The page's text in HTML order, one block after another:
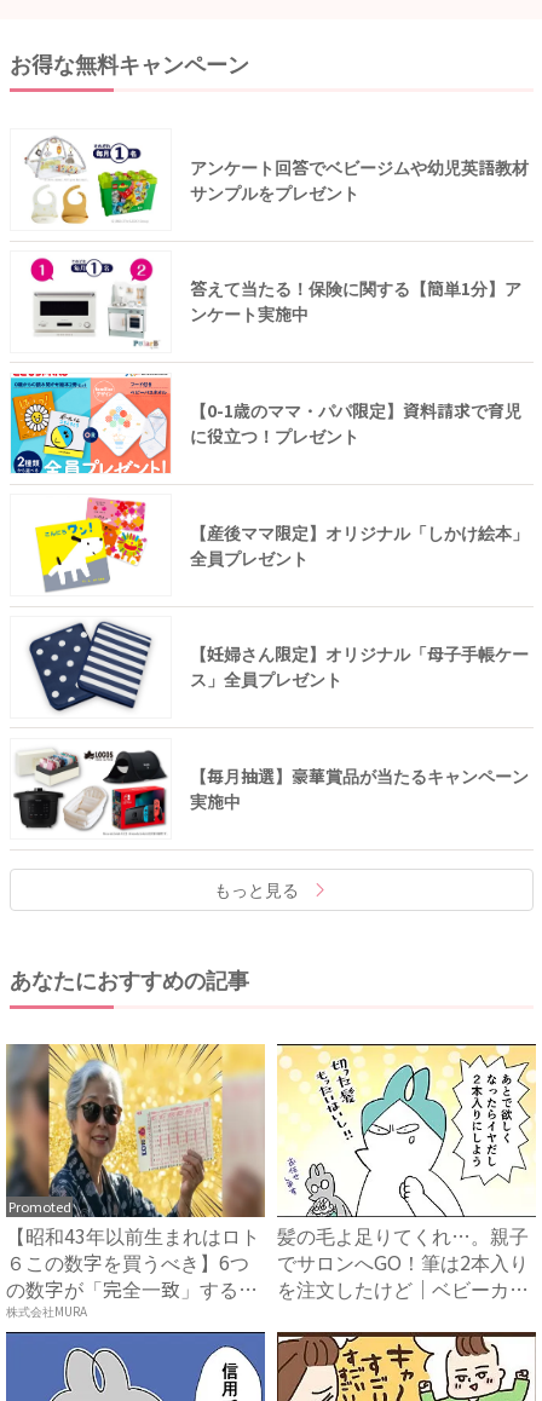
お得な無料キャンペーン
アンケート回答でベビージムや幼児英語教材
サンプルをプレゼント
答えて当たる！保険に関する【簡単1分】ア
ンケート実施中
【0-1歳のママ・パパ限定】資料請求で育児
に役立つ！プレゼント
【産後ママ限定】オリジナル「しかけ絵本」
全員プレゼント
【妊婦さん限定】オリジナル「母子手帳ケー
ス」全員プレゼント
【毎月抽選】豪華賞品が当たるキャンペーン
実施中
もっと見る
あなたにおすすめの記事
Promoted
【昭和43年以前生まれはロト
６この数字を買うべき】6つ
の数字が「完全一致」する
方...
株式会社MURA
髪の毛よ足りてくれ…。親子
でサロンへGO！筆は2本入り
を注文したけど｜ベビーカ